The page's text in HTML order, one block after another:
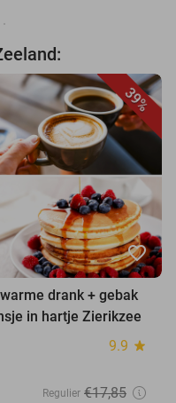
39%
favorite_border
drank + gebak
in hartje Zierikzee
9.9 star
Regulier €17,85